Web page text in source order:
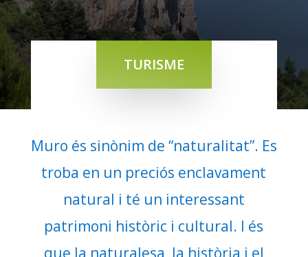
TURISME
Muro és sinònim de “naturalitat”. Es
troba en un preciós enclavament
natural i té un interessant
patrimoni històric i cultural. I és
que la naturalesa, la història i el